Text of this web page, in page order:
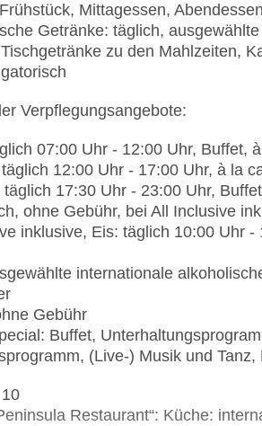
Mittagessen,
Getränke: täglich,
zu den Mahlzeiten,
Verpflegungsangebote:
07:00 Uhr - 12:00 Uhr, Buffet,
12:00 Uhr - 17:00 Uhr, à la
17:30 Uhr - 23:00 Uhr,
ohne Gebühr, bei All Inclusive
inklusive, Eis: täglich 10:00 Uhr
internationale
Gebühr
Buffet,
(Live-) Musik und
Restaurant“: Küche: